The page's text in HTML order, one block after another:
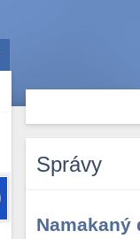
Správy
Namakaný